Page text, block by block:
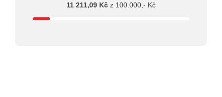
11 211,09 Kč z 100.000,- Kč